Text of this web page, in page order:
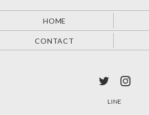
HOME
CONTACT
LINE